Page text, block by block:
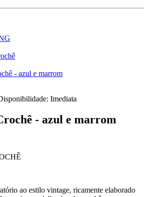
- azul e marrom
Imediata
- azul e marrom
ao estilo vintage, ricamente elaborado